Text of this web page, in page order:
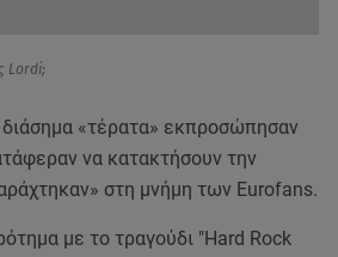
Lordi;
διάσημα «τέρατα» εκπροσώπησαν
να κατακτήσουν την
στη μνήμη των Eurofans.
με το τραγούδι "Hard Rock